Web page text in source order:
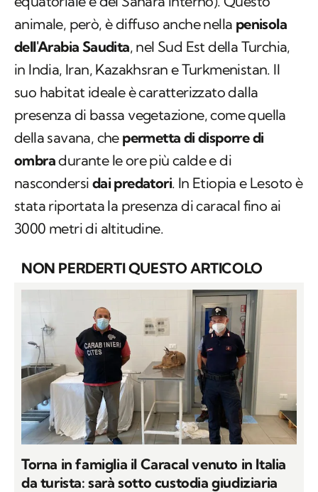
in India, Iran, Kazakhsran e Turkmenistan. Il
suohabitatideale è caratterizzato dalla
presenza di bassa vegetazione, come quella
della savana, chepermetta di disporre di
ombradurante le ore più calde e di
nascondersidai predatori. In Etiopia e Lesoto è
stata riportata la presenza di caracal fino ai
3000 metri di altitudine.
NON PERDERTI QUESTO ARTICOLO
Torna in famiglia il Caracal venuto in Italia
da turista: sarà sotto custodia giudiziaria
Questo felino preferisce gli spazi aperti agli